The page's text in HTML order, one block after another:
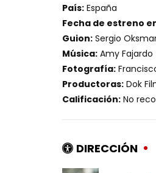
País: España
Fecha de estreno
Guion: Sergio
Música: Amy Fajardo
Fotografía:
Productoras: Dok
Calificación: No
DIRECCIÓN